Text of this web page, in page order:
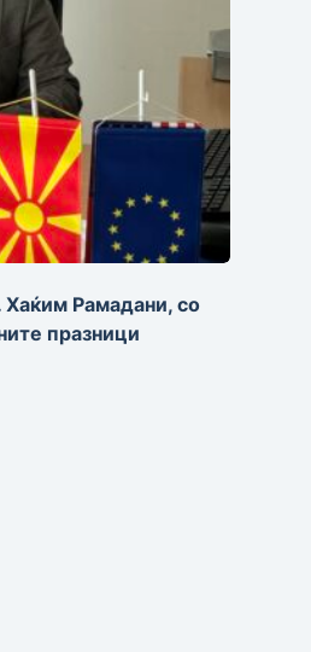
Рамадани, со
празници